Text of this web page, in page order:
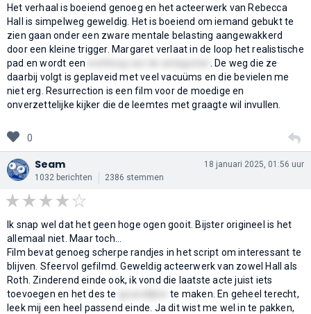
Het verhaal is boeiend genoeg en het acteerwerk van Rebecca
Hall is simpelweg geweldig. Het is boeiend om iemand gebukt te
zien gaan onder een zware mentale belasting aangewakkerd
door een kleine trigger. Margaret verlaat in de loop het realistische
pad en wordt een
. De weg die ze
daarbij volgt is geplaveid met veel vacuüms en die bevielen me
niet erg. Resurrection is een film voor de moedige en
onverzettelijke kijker die de leemtes met graagte wil invullen.
0
Seam
1032 berichten 2386 stemmen
18 januari 2025, 01:56 uur
Ik snap wel dat het geen hoge ogen gooit. Bijster origineel is het
allemaal niet. Maar toch...
Film bevat genoeg scherpe randjes in het script om interessant te
blijven. Sfeervol gefilmd. Geweldig acteerwerk van zowel Hall als
Roth. Zinderend einde ook, ik vond die laatste acte juist iets
toevoegen en het des te
te maken. En geheel terecht,
leek mij een heel passend einde. Ja dit wist me wel in te pakken,